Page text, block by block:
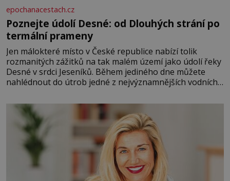
epochanacestach.cz
Poznejte údolí Desné: od Dlouhých strání po
termální prameny
Jen málokteré místo v České republice nabízí tolik
rozmanitých zážitků na tak malém území jako údolí řeky
Desné v srdci Jeseníků. Během jediného dne můžete
nahlédnout do útrob jedné z nejvýznamnějších vodních
se na koloběžce a den zakončit poznáváním památek ve
Velkých Losinách nebo v termálním